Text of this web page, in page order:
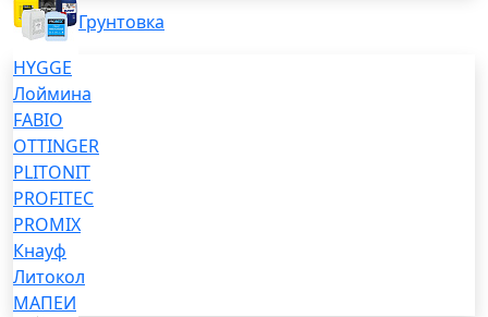
Грунтовка
HYGGE
Лоймина
FABIO
OTTINGER
PLITONIT
PROFITEC
PROMIX
Кнауф
Литокол
МАПЕИ